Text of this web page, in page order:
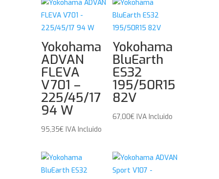
Yokohama
ADVAN
FLEVA
V701 –
225/45/17
94 W
95,35€ IVA Incluido
Yokohama
BluEarth
ES32
195/50R15
82V
67,00€ IVA Incluido